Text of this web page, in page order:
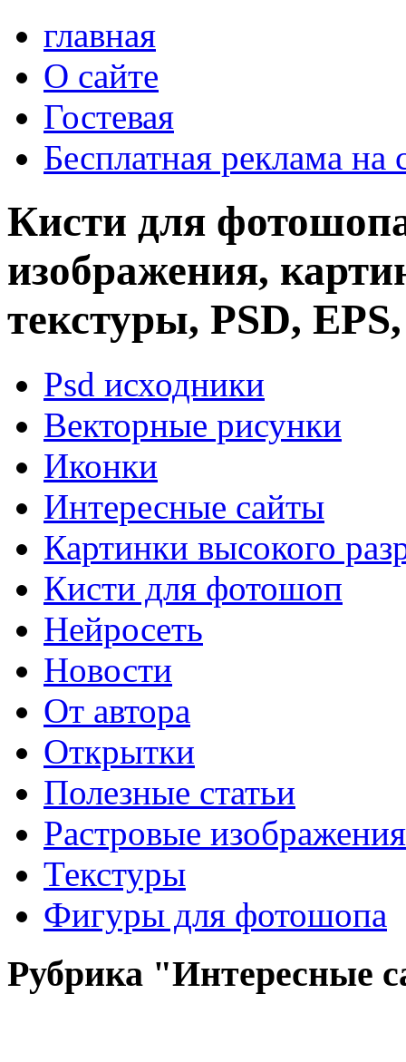
главная
О сайте
Гостевая
Бесплатная реклама на
Кисти для
изображения,
текстуры, PSD,
Psd исходники
Векторные рисунки
Иконки
Интересные сайты
Картинки высокого
Кисти для фотошоп
Нейросеть
Новости
От автора
Открытки
Полезные статьи
Растровые изображения
Текстуры
Фигуры для фотошопа
Рубрика "Интересные